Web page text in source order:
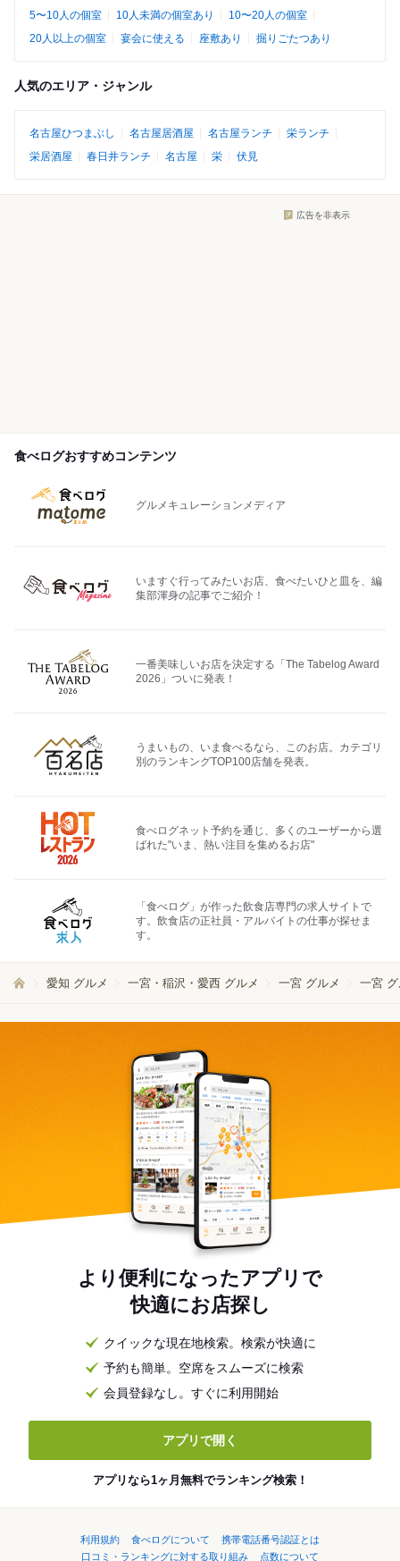
5〜10人の個室
10人未満の個室あり
10〜20人の個室
20人以上の個室
宴会に使える 座敷あり 掘りごたつあり
人気のエリア・ジャンル
名古屋ひつまぶし 名古屋居酒屋 名古屋ランチ
栄ランチ
栄居酒屋
春日井ランチ 名古屋 栄 伏見
広告を非表示
食べログおすすめコンテンツ
グルメキュレーションメディア
いますぐ行ってみたいお店、食べたいひと皿を、編
集部渾身の記事でご紹介！
一番美味しいお店を決定する「The Tabelog Award
2026」ついに発表！
うまいもの、いま食べるなら、このお店。カテゴリ
別のランキングTOP100店舗を発表。
食べログネット予約を通じ、多くのユーザーから選
ばれた"いま、熱い注目を集めるお店"
「食べログ」が作った飲食店専門の求人サイトで
す。飲食店の正社員・アルバイトの仕事が探せま
す。
愛知 グルメ 一宮・稲沢・愛西 グルメ 一宮 グルメ 一宮
より便利になったアプリで
快適にお店探し
クイックな現在地検索。検索が快適に
予約も簡単。空席をスムーズに検索
会員登録なし。すぐに利用開始
アプリで開く
アプリなら1ヶ月無料でランキング検索！
利用規約 食べログについて
携帯電話番号認証とは
口コミ・ランキングに対する取り組み
点数について